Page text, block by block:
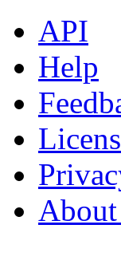
API
Help